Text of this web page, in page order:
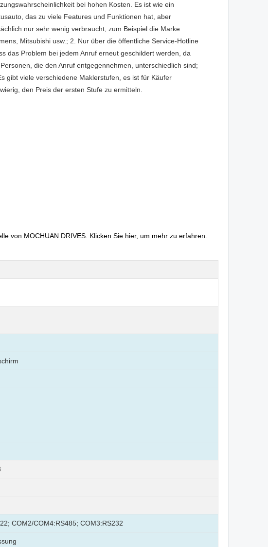
bei hohen Kosten. Es ist wie ein
das zu viele Features und Funktionen hat, aber
nur sehr wenig verbraucht, zum Beispiel die Marke
Mitsubishi usw.; 2. Nur über die öffentliche Service-Hotline
das Problem bei jedem Anruf erneut geschildert werden, da
die den Anruf entgegennehmen, unterschiedlich sind;
gibt viele verschiedene Maklerstufen, es ist für Käufer
den Preis der ersten Stufe zu ermitteln.
von MOCHUAN DRIVES. Klicken Sie hier, um mehr zu erfahren
COM2/COM4:RS485; COM3:RS232